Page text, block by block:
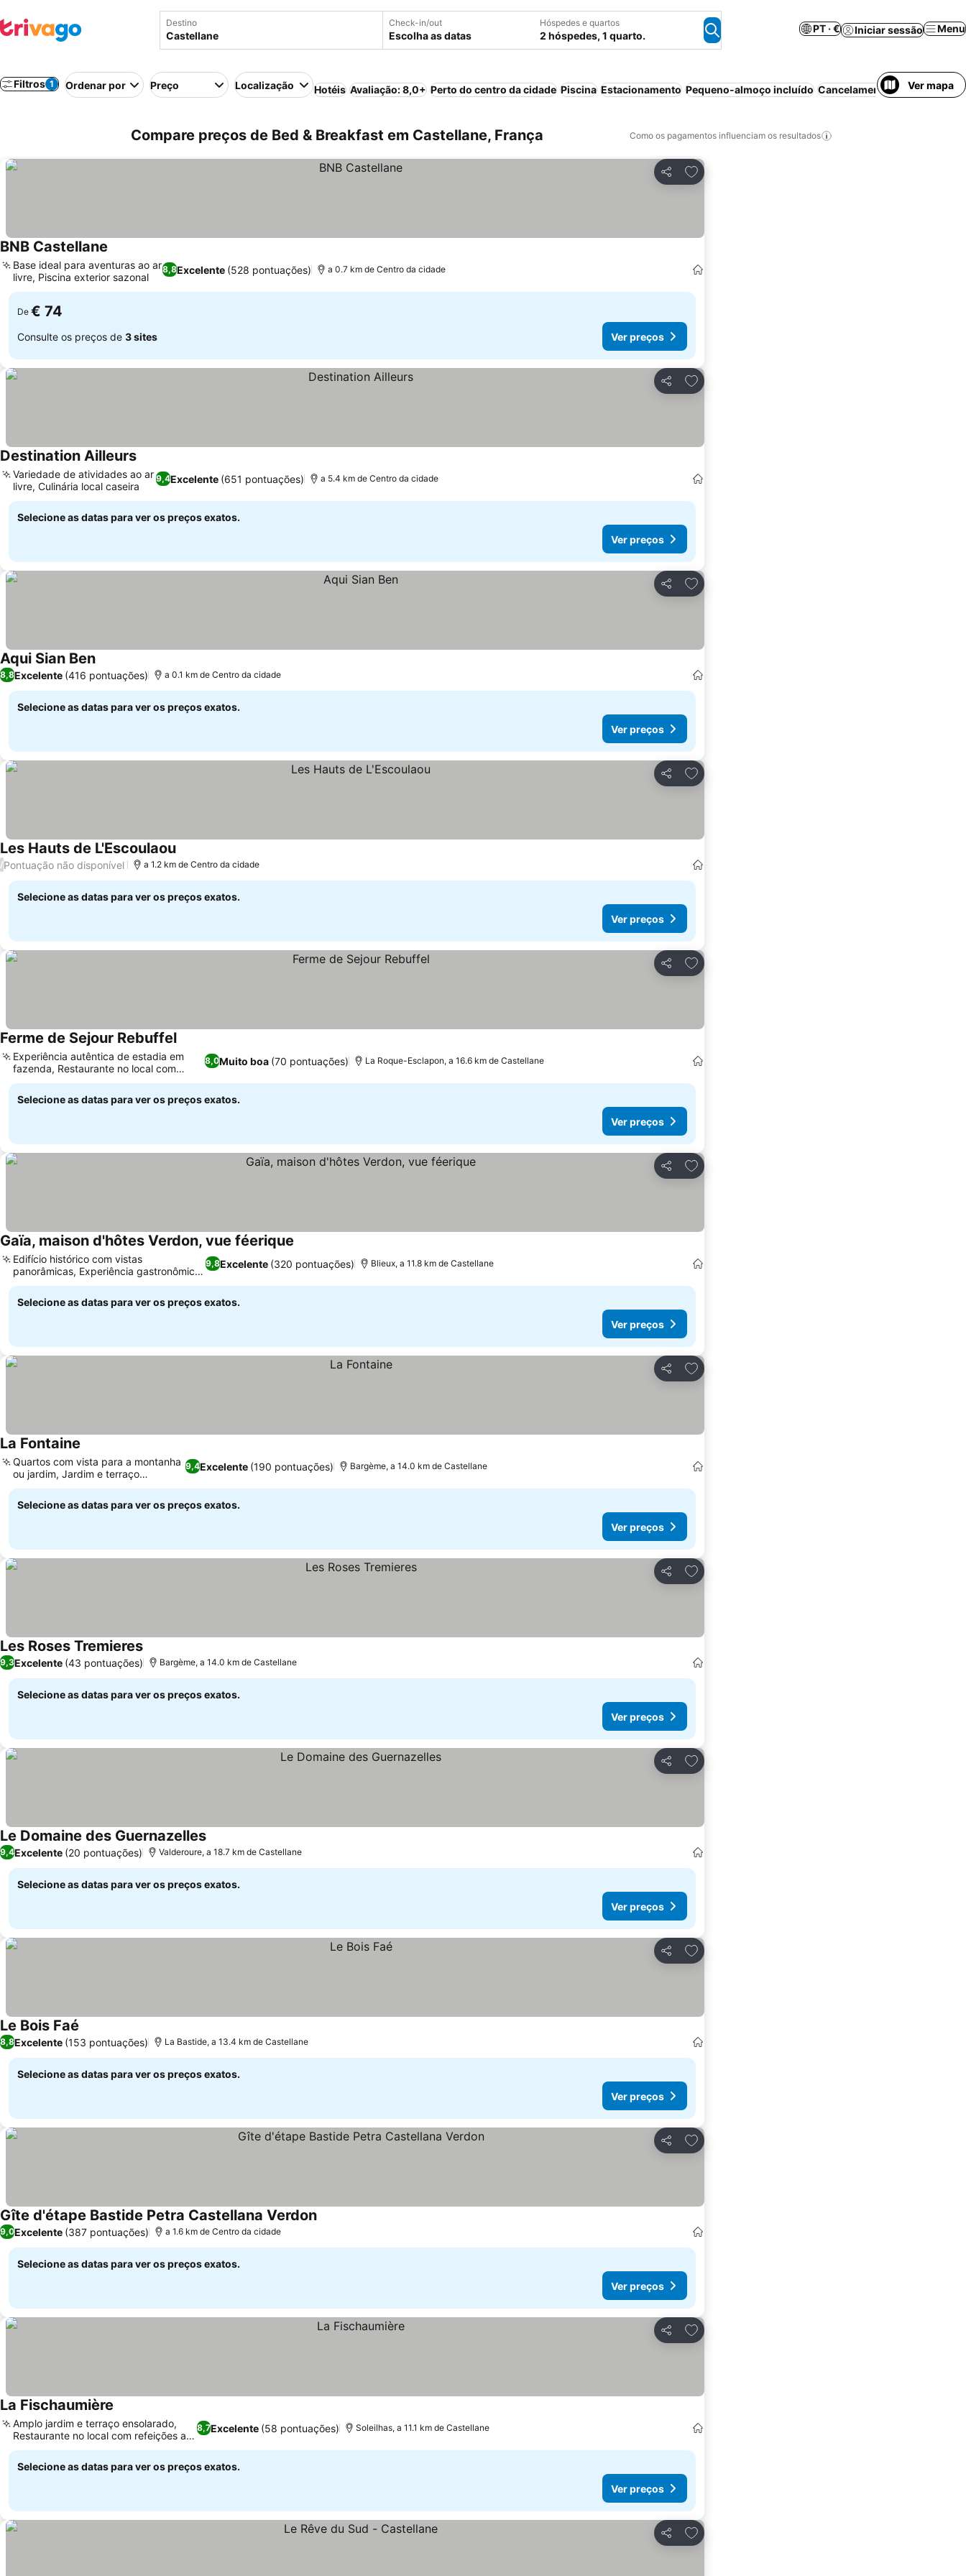
Destino Check-in/out
Escolha as datas
Hóspedes e quartos
2 hóspedes, 1 quarto.
PT · € Iniciar sessão Menu
Filtros 1 Ordenar por Preço Localização Hotéis Avaliação: 8,0+ Perto do centro da cidade Piscina Estacionamento Pequeno-almoço incluído Cancelamento gratuitoVer mapa
Compare preços de Bed & Breakfast em Castellane, França Como os pagamentos influenciam os resultados
Partilhar
Adicionar aos favoritos
BNB Castellane
8,8Excelente (528 pontuações)
Base ideal para aventuras ao ar
livre, Piscina exterior sazonal
a 0.7 km de Centro da cidade
De € 74
Consulte os preços de 3 sites Ver preços
Partilhar
Adicionar aos favoritos
Destination AilleursVer preços
9,4Excelente (651 pontuações)
Variedade de atividades ao ar
livre, Culinária local caseira
a 5.4 km de Centro da cidade
Selecione as datas para ver os preços exatos.
Ver preços
Partilhar
Adicionar aos favoritos
Aqui Sian BenVer preços
8,8Excelente (416 pontuações) a 0.1 km de Centro da cidade
Selecione as datas para ver os preços exatos.
Ver preços
Partilhar
Adicionar aos favoritos
Les Hauts de L'EscoulaouVer preços
/Pontuação não disponível a 1.2 km de Centro da cidade
Selecione as datas para ver os preços exatos.
Ver preços
Partilhar
Adicionar aos favoritos
Ferme de Sejour RebuffelVer preços
8,0Muito boa (70 pontuações)
Experiência autêntica de estadia em
fazenda, Restaurante no local com
sabores locais
La Roque-Esclapon, a 16.6 km de Castellane
Selecione as datas para ver os preços exatos.
Ver preços
Partilhar
Adicionar aos favoritos
Gaïa, maison d'hôtes Verdon, vue féerique
9,8Excelente (320 pontuações)
Edifício histórico com vistas
panorâmicas, Experiência gastronômica
caseira excepcional
Blieux, a 11.8 km de Castellane
Selecione as datas para ver os preços exatos.
Ver preços
Partilhar
Adicionar aos favoritos
La Fontaine
9,4Excelente (190 pontuações)
Quartos com vista para a montanha
ou jardim, Jardim e terraço
ensolarado
Bargème, a 14.0 km de Castellane
Selecione as datas para ver os preços exatos.
Ver preços
Partilhar
Adicionar aos favoritos
Les Roses TremieresVer preços
9,3Excelente (43 pontuações) Bargème, a 14.0 km de Castellane
Selecione as datas para ver os preços exatos.
Ver preços
Partilhar
Adicionar aos favoritos
Le Domaine des GuernazellesVer preços
9,4Excelente (20 pontuações) Valderoure, a 18.7 km de Castellane
Selecione as datas para ver os preços exatos.
Ver preços
Partilhar
Adicionar aos favoritos
Le Bois Faé
8,8Excelente (153 pontuações) La Bastide, a 13.4 km de Castellane
Selecione as datas para ver os preços exatos.
Ver preços
Partilhar
Adicionar aos favoritos
Gîte d'étape Bastide Petra Castellana VerdonVer preços
9,0Excelente (387 pontuações) a 1.6 km de Centro da cidade
Selecione as datas para ver os preços exatos.
Ver preços
Partilhar
Adicionar aos favoritos
La Fischaumière
8,7Excelente (58 pontuações)
Amplo jardim e terraço ensolarado,
Restaurante no local com refeições ao
ar livre
Soleilhas, a 11.1 km de Castellane
Selecione as datas para ver os preços exatos.
Ver preços
Partilhar
Adicionar aos favoritos